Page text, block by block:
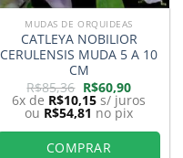
MUDAS DE ORQUIDEAS
CATLEYA NOBILIOR
CERULENSIS MUDA 5 A 10
CM
R$85,36 O
preço
original
era:
R$85,36.
R$60,90O
preço
atual
é:
R$60,90.
6x de R$10,15 s/ juros
ou R$54,81 no pix
COMPRAR